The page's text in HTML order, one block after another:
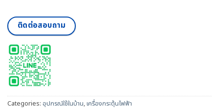
ติดต่อสอบถาม
Categories: อุปกรณ์ใช้ในบ้าน,เครื่องกระตุ้นไฟฟ้า